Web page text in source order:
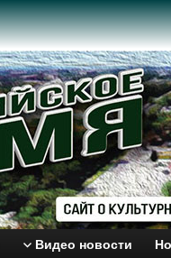
Видео новости